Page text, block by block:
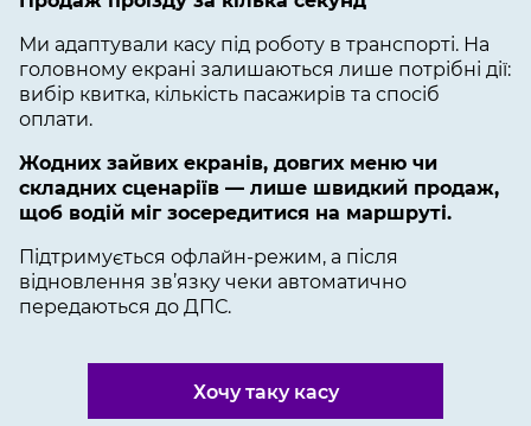
Ми адаптували касу під роботу в транспорті. На
головному екрані залишаються лише потрібні дії:
вибір квитка, кількість пасажирів та спосіб
оплати.
Жодних зайвих екранів, довгих меню чи
складних сценаріїв — лише швидкий продаж,
щоб водій міг зосередитися на маршруті.
Підтримується офлайн-режим, а після
відновлення зв’язку чеки автоматично
передаються до ДПС.
Хочу таку касу